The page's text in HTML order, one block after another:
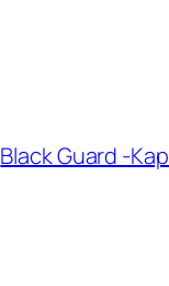
Black Guard -